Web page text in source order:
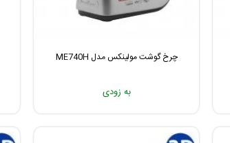
چرخ گوشت مولینکس مدل ME740H
به زودی